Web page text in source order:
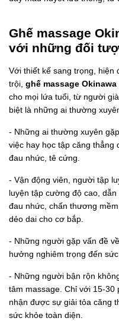
Ghế massage
với những đối
Với thiết kế sang trọng, hiện
trội, ghế massage Okinawa
cho mọi lứa tuổi, từ người
biệt là những ai thường
- Những ai thường xuyên
việc hay học tập căng thẳng
đau nhức, tê cứng.
- Vận động viên, người tập
luyện tập cường độ cao,
đau nhức, chấn thương
dẻo dai cho cơ bắp.
- Những người gặp vấn đề
hưởng nghiêm trọng đến
- Những người bận rộn
tâm massage. Chỉ với 15-30
nhận được sự giải tỏa căng
sức khỏe toàn diện.